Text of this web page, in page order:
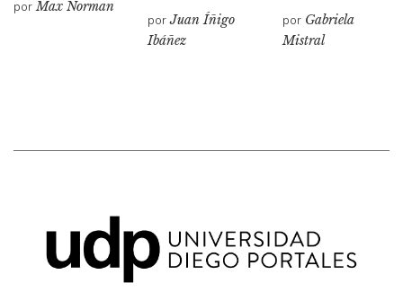
porMax Norman
porJuan Íñigo
Ibáñez
por Gabriela
Mistral